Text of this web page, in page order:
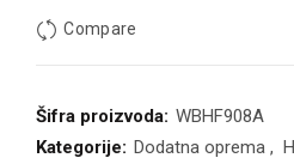
Compare
Šifra proizvoda: WBHF908A
Kategorije: Dodatna oprema ,